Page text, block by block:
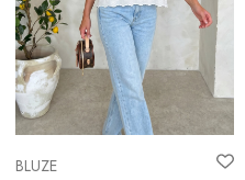
BLUZE